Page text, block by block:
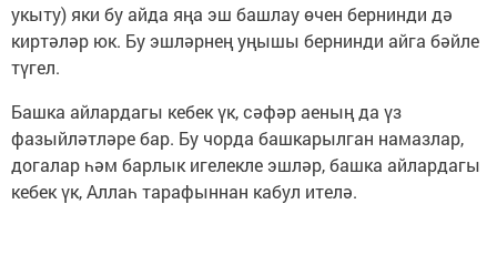
укыту) яки бу айда яңа эш башлау өчен бернинди дә
киртәләр юк. Бу эшләрнең уңышы бернинди айга бәйле
түгел.
Башка айлардагы кебек үк, сәфәр аеның да үз
фазыйләтләре бар. Бу чорда башкарылган намазлар,
догалар һәм барлык игелекле эшләр, башка айлардагы
кебек үк, Аллаһ тарафыннан кабул ителә.